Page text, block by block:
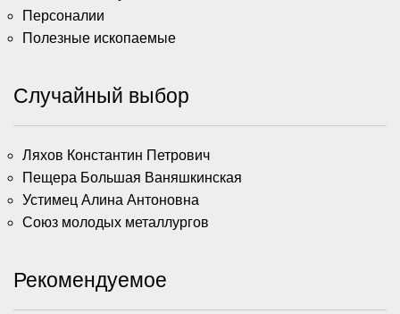
Персоналии
Полезные ископаемые
Случайный выбор
Ляхов Константин Петрович
Пещера Большая Ваняшкинская
Устимец Алина Антоновна
Союз молодых металлургов
Рекомендуемое